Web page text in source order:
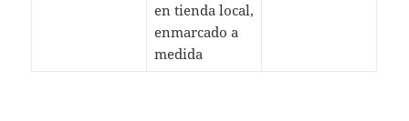
en tienda local,
enmarcado a
medida